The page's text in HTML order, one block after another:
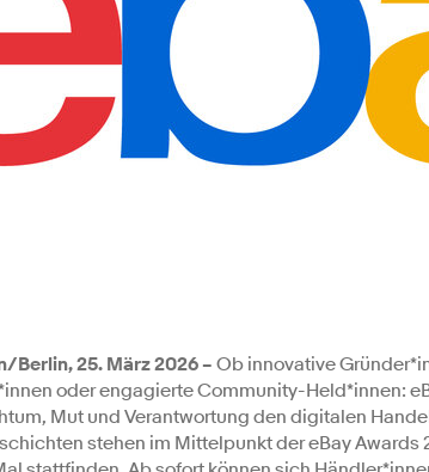
Berlin, 25. März 2026 – Ob innovative
oder engagierte Community-Held*innen:
Mut und Verantwortung den digitalen
stehen im Mittelpunkt der eBay Awards